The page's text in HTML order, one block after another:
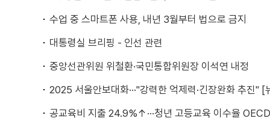
수업 중 스마트폰 사용, 내년 3월부터 법으로 금지
대통령실 브리핑 - 인선 관련
중앙선관위원 위철환·국민통합위원장 이석연 내정
2025 서울안보대화···"강력한 억제력·긴장완화 추진" [
공교육비 지출 24.9%↑···청년 고등교육 이수율 OECD